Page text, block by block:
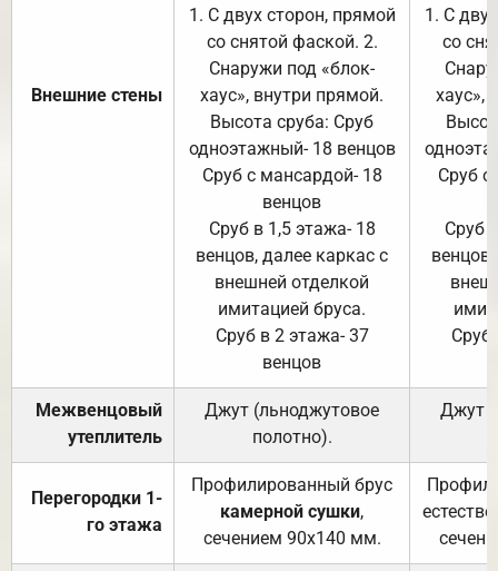
Внешние стены
1. С двух сторон, прямой
со снятой фаской. 2.
Снаружи под «блок-
хаус», внутри прямой.
Высота сруба: Сруб
одноэтажный- 18 венцов
Сруб с мансардой- 18
венцов
Сруб в 1,5 этажа- 18
венцов, далее каркас с
внешней отделкой
имитацией бруса.
Сруб в 2 этажа- 37
венцов
1. С
со
хаус»,
Сруб с
Сруб
Сруб
Межвенцовый
утеплитель
Джут (льноджутовое
полотно).
Джут
Перегородки 1-
го этажа
Профилированный брус
камерной сушки,
сечением 90х140 мм.